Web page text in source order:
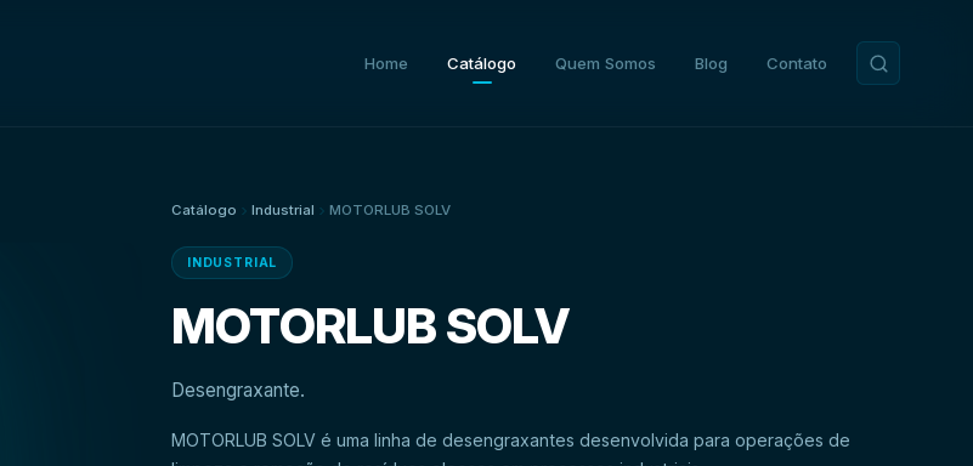
Home Catálogo Quem Somos Blog Contato
Catálogo Industrial MOTORLUB SOLV
INDUSTRIAL
MOTORLUB SOLV
Desengraxante.
MOTORLUB SOLV é uma linha de desengraxantes desenvolvida para operações de